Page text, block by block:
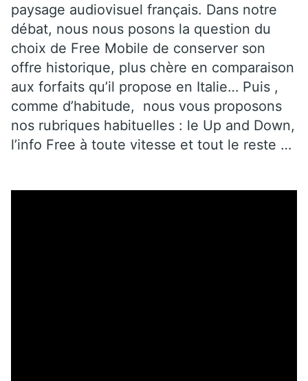
paysage audiovisuel français. Dans notre
débat, nous nous posons la question du
choix de Free Mobile de conserver son
offre historique, plus chère en comparaison
aux forfaits qu’il propose en Italie… Puis ,
comme d’habitude, nous vous proposons
nos rubriques habituelles : le Up and Down,
l’info Free à toute vitesse et tout le reste …